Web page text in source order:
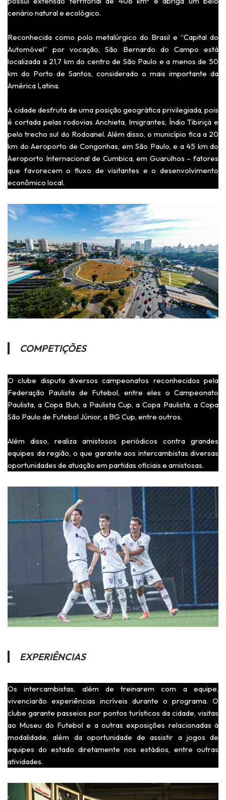
cenário natural e ecológico.
Reconhecida como polo metalúrgico do Brasil e “Capital do
Automóvel” por vocação, São Bernardo do Campo está
localizada a 21,7 km do centro de São Paulo e a menos de 50
km do Porto de Santos, considerado o mais importante da
América Latina.
A cidade desfruta de uma posição geográfica privilegiada, pois
é cortada pelas rodovias Anchieta, Imigrantes, Índio Tibiriçá e
pelo trecho sul do Rodoanel. Além disso, o município fica a 20
km do Aeroporto de Congonhas, em São Paulo, e a 45 km do
Aeroporto Internacional de Cumbica, em Guarulhos – fatores
que favorecem o fluxo de visitantes e o desenvolvimento
econômico local.
COMPETIÇÕES
O clube disputa diversos campeonatos reconhecidos pela
Federação Paulista de Futebol, entre eles o Campeonato
Paulista, a Copa Buh, a Paulista Cup, a Copa Paulista, a Copa
São Paulo de Futebol Júnior, a BG Cup, entre outros.
Além disso, realiza amistosos periódicos contra grandes
equipes da região, o que garante aos intercambistas diversas
oportunidades de atuação em partidas oficiais e amistosas.
EXPERIÊNCIAS
Os intercambistas, além de treinarem com a equipe,
vivenciarão experiências incríveis durante o programa. O
clube garante passeios por pontos turísticos da cidade, visitas
ao Museu do Futebol e a outras exposições relacionadas à
modalidade, além da oportunidade de assistir a jogos de
equipes do estado diretamente nos estádios, entre outras
atividades.